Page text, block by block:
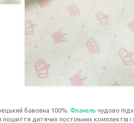
бавовна 100%. Фланель чудово
пошиття дитячих постільних комплектів